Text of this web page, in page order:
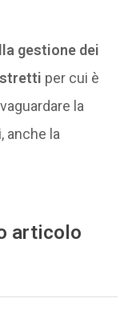
gestione dei
per cui è
la
anche la
articolo